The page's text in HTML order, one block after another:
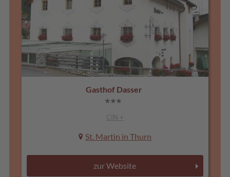
Gasthof Dasser
CIN +
St. Martin in Thurn
zur Website